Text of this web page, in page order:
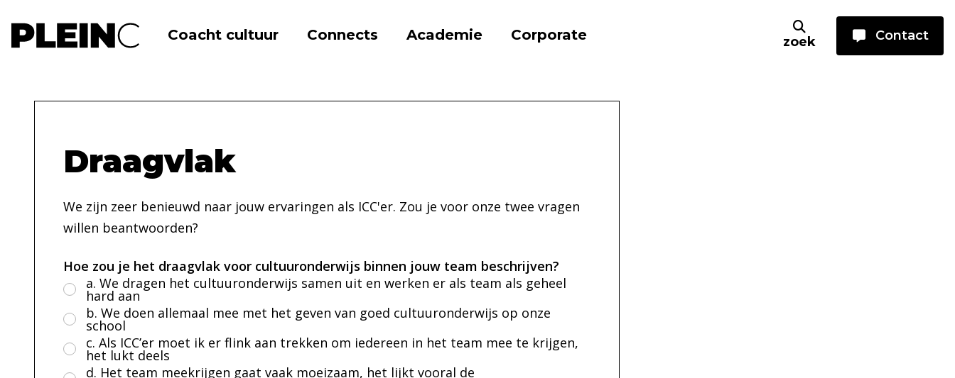
Coacht cultuur Connects Academie Corporate zoek Contact
Home Evaluatie Draagvlak
Draagvlak
We zijn zeer benieuwd naar jouw ervaringen als ICC'er. Zou je voor onze twee vragen
willen beantwoorden?
Hoe zou je het draagvlak voor cultuuronderwijs binnen jouw team beschrijven?
a. We dragen het cultuuronderwijs samen uit en werken er als team als geheel
hard aan
b. We doen allemaal mee met het geven van goed cultuuronderwijs op onze
school
c. Als ICC’er moet ik er flink aan trekken om iedereen in het team mee te krijgen,
het lukt deels
d. Het team meekrijgen gaat vaak moeizaam, het lijkt vooral de